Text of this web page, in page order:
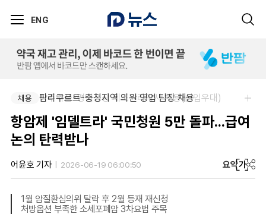
ENG
채용 아주약품-평택공장 제조관리약사 채용(신입우대)
채용 팜리쿠르트-충청지역 의원 영업 팀장 채용
항암제 '임델트라' 국민청원 5만 돌파...급여
논의 탄력받나
어윤호 기자 2026-06-19 06:00:50 요약가
1월 암질환심의위 탈락 후 2월 등재 재신청
처방옵션 부족한 소세포폐암 3차요법 주목